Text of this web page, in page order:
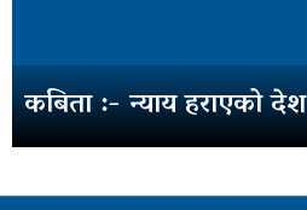
कबिता :- न्याय हराएको देश